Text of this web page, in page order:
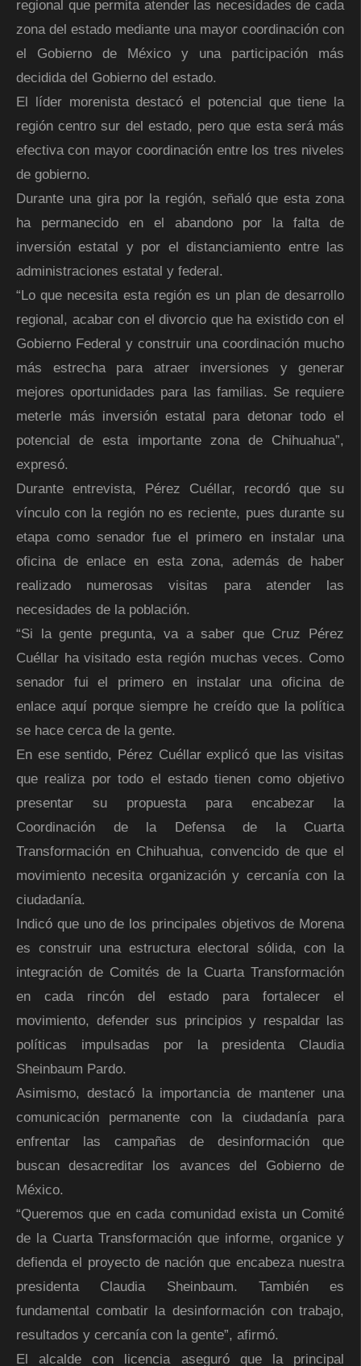
regional que permita atender las necesidades de cada
zona del estado mediante una mayor coordinación con
el Gobierno de México y una participación más
decidida del Gobierno del estado.
El líder morenista destacó el potencial que tiene la
región centro sur del estado, pero que esta será más
efectiva con mayor coordinación entre los tres niveles
de gobierno.
Durante una gira por la región, señaló que esta zona
ha permanecido en el abandono por la falta de
inversión estatal y por el distanciamiento entre las
administraciones estatal y federal.
“Lo que necesita esta región es un plan de desarrollo
regional, acabar con el divorcio que ha existido con el
Gobierno Federal y construir una coordinación mucho
más estrecha para atraer inversiones y generar
mejores oportunidades para las familias. Se requiere
meterle más inversión estatal para detonar todo el
potencial de esta importante zona de Chihuahua”,
expresó.
Durante entrevista, Pérez Cuéllar, recordó que su
vínculo con la región no es reciente, pues durante su
etapa como senador fue el primero en instalar una
oficina de enlace en esta zona, además de haber
realizado numerosas visitas para atender las
necesidades de la población.
“Si la gente pregunta, va a saber que Cruz Pérez
Cuéllar ha visitado esta región muchas veces. Como
senador fui el primero en instalar una oficina de
enlace aquí porque siempre he creído que la política
se hace cerca de la gente.
En ese sentido, Pérez Cuéllar explicó que las visitas
que realiza por todo el estado tienen como objetivo
presentar su propuesta para encabezar la
Coordinación de la Defensa de la Cuarta
Transformación en Chihuahua, convencido de que el
movimiento necesita organización y cercanía con la
ciudadanía.
Indicó que uno de los principales objetivos de Morena
es construir una estructura electoral sólida, con la
integración de Comités de la Cuarta Transformación
en cada rincón del estado para fortalecer el
movimiento, defender sus principios y respaldar las
políticas impulsadas por la presidenta Claudia
Sheinbaum Pardo.
Asimismo, destacó la importancia de mantener una
comunicación permanente con la ciudadanía para
enfrentar las campañas de desinformación que
buscan desacreditar los avances del Gobierno de
México.
“Queremos que en cada comunidad exista un Comité
de la Cuarta Transformación que informe, organice y
defienda el proyecto de nación que encabeza nuestra
presidenta Claudia Sheinbaum. También es
fundamental combatir la desinformación con trabajo,
resultados y cercanía con la gente”, afirmó.
El alcalde con licencia aseguró que la principal